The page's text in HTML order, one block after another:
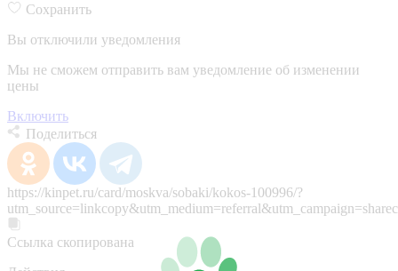
Сохранить
Вы отключили уведомления
Мы не сможем отправить вам уведомление об изменении
цены
Включить
Поделиться
https://kinpet.ru/card/moskva/sobaki/kokos-100996/?
Ссылка скопирована